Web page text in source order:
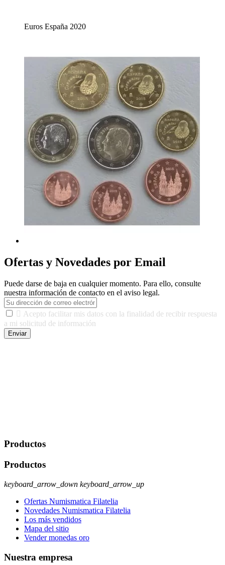
Euros España 2020
Ofertas y Novedades por Email
Puede darse de baja en cualquier momento. Para ello, consulte
nuestra información de contacto en el aviso legal.
 Acepto facilitar mis datos con la finalidad de recibir respuesta
a mi solicitud de información
Enviar
Productos
Productos
keyboard_arrow_down keyboard_arrow_up
Ofertas Numismatica Filatelia
Novedades Numismatica Filatelia
Los más vendidos
Mapa del sitio
Vender monedas oro
Nuestra empresa